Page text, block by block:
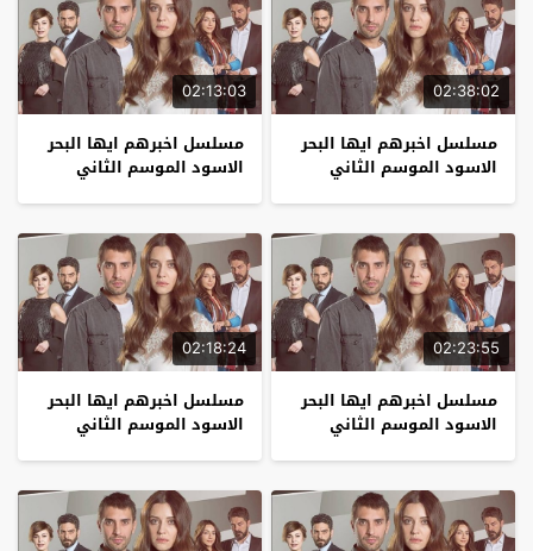
02:38:02
مسلسل اخبرهم ايها البحر
الاسود الموسم الثاني
02:13:03
مسلسل اخبرهم ايها البحر
الاسود الموسم الثاني
02:23:55
مسلسل اخبرهم ايها البحر
الاسود الموسم الثاني
02:18:24
مسلسل اخبرهم ايها البحر
الاسود الموسم الثاني